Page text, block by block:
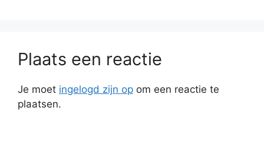
Plaats een reactie
Je moet ingelogd zijn op om een reactie te
plaatsen.